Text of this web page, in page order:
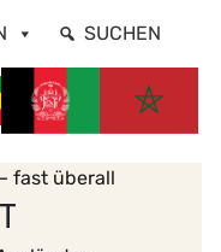
SUCHEN
fast überall